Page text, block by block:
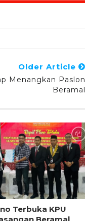
Older Article
Menangkan Paslon
Beramal
Terbuka KPU